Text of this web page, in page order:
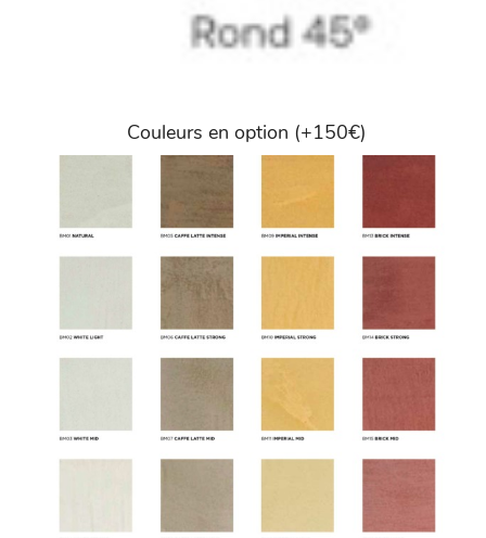
Couleurs en option (+150€)